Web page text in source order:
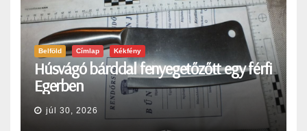
Belföld Címlap Kékfény
Húsvágó bárddal fenyegetőzőtt egy férfi
Egerben
júl 30, 2026